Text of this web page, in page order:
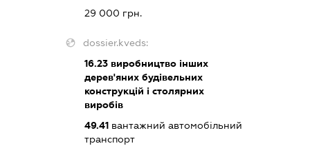
29 000 грн.
dossier.kveds:
16.23виробництво інших
дерев'яних будівельних
конструкцій і столярних
виробів
49.41вантажний автомобільний
транспорт